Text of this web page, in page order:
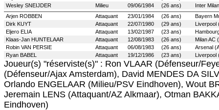
Wesley SNEIJDER
Milieu 09/06/1984 (26 ans)
Inter
Arjen ROBBEN
Attaquant 23/01/1984 (26 ans)
Bayern
Dirk KUYT
Attaquant 22/07/1980 (29 ans)
Liverpool
Eljero ELIA
Attaquant 13/02/1987 (23 ans)
Klaas-Jan HUNTELAAR
Attaquant 12/08/1983 (26 ans)
Milan AC
Robin VAN PERSIE
Attaquant 06/08/1983 (26 ans)
Arsenal
Ryan BABEL
Attaquant 19/12/1986 (23 ans) Liverpool
Joueur(s) "réserviste(s)" : Ron VLAAR (Défenseur/
(Défenseur/Ajax Amsterdam), David MENDES DA
Orlando ENGELAAR (Milieu/PSV Eindhoven), Wout
Jeremain LENS (Attaquant/AZ Alkmaar), Otman
Eindhoven)